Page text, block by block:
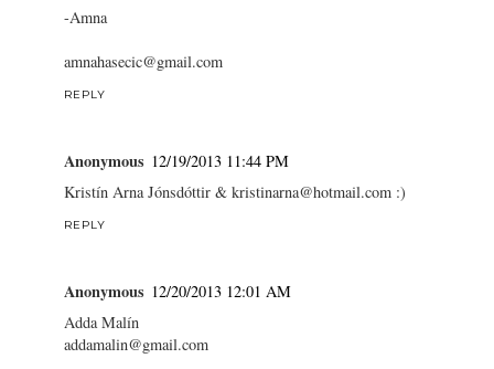
-Amna
amnahasecic@gmail.com
REPLY
Anonymous 12/19/2013 11:44 PM
Kristín Arna Jónsdóttir & kristinarna@hotmail.com :)
REPLY
Anonymous 12/20/2013 12:01 AM
Adda Malín
addamalin@gmail.com